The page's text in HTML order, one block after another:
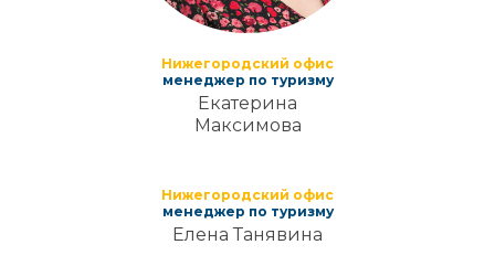
Нижегородский офис
менеджер по туризму
Екатерина
Максимова
Нижегородский офис
менеджер по туризму
Елена Танявина